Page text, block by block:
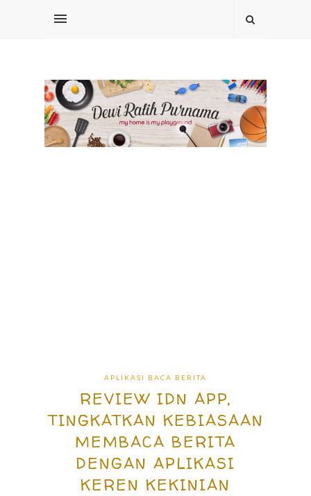
APLIKASI BACA BERITA
REVIEW IDN APP,
TINGKATKAN KEBIASAAN
MEMBACA BERITA
DENGAN APLIKASI
KEREN KEKINIAN